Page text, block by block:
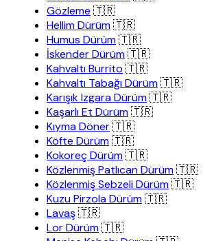
Gözleme 🇹🇷
Hellim Dürüm🇹🇷
Humus Dürüm🇹🇷
İskender Dürüm🇹🇷
Kahvaltı Burrito 🇹🇷
Kahvaltı Tabağı Dürüm🇹🇷
Karışık Izgara Dürüm🇹🇷
Kaşarlı Et Dürüm🇹🇷
Kıyma Döner🇹🇷
Köfte Dürüm🇹🇷
Kokoreç Dürüm🇹🇷
Közlenmiş Patlıcan Dürüm🇹🇷
Közlenmiş Sebzeli Dürüm🇹🇷
Kuzu Pirzola Dürüm🇹🇷
Lavaş🇹🇷
Lor Dürüm🇹🇷